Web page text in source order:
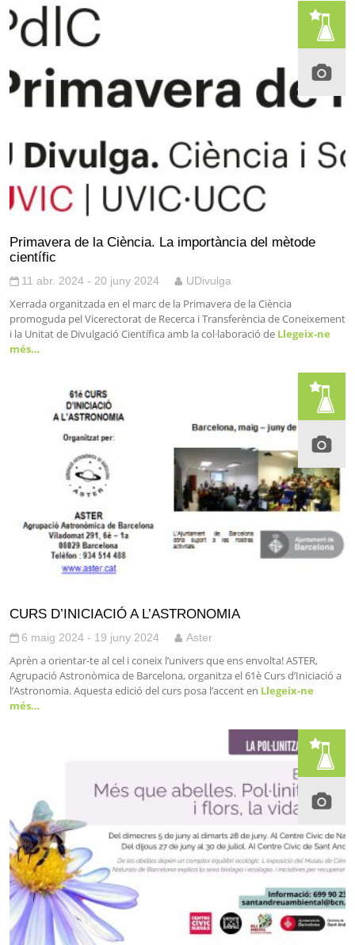
Primavera de la Ciència. La importància del mètode
científic
11 abr. 2024 - 20 juny 2024 UDivulga
Xerrada organitzada en el marc de la Primavera de la Ciència
promoguda pel Vicerectorat de Recerca i Transferència de Coneixement
i la Unitat de Divulgació Científica amb la col·laboració de Llegeix-ne
més…
CURS D’INICIACIÓ A L’ASTRONOMIA
6 maig 2024 - 19 juny 2024 Aster
Aprèn a orientar-te al cel i coneix l’univers que ens envolta! ASTER,
Agrupació Astronòmica de Barcelona, organitza el 61è Curs d’Iniciació a
l’Astronomia. Aquesta edició del curs posa l’accent en Llegeix-ne
més…